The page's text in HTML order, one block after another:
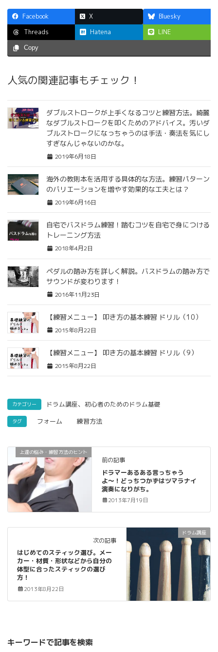
Facebook X
Bluesky
Threads
Hatena LINE
Copy
人気の関連記事もチェック！
ダブルストロークが上手くなるコツと練習方法。綺麗
なダブルストロークを叩くためのアドバイス。汚いダ
ブルストロークになっちゃうのは手法・奏法を気にし
すぎなんじゃないのかな。
2019年6月18日
海外の教則本を活用する具体的な方法。練習パターン
のバリエーションを増やす効果的な工夫とは？
2019年6月16日
自宅でバスドラム練習！踏むコツを自宅で身につける
トレーニング方法
2018年4月2日
ペダルの踏み方を詳しく解説。バスドラムの踏み方で
サウンドが変わります！
2016年11月23日
【練習メニュー】 叩き方の基本練習 ドリル（10）
2015年8月22日
【練習メニュー】 叩き方の基本練習 ドリル（9）
2015年8月22日
カテゴリー ドラム講座、 初心者のためのドラム基礎
タグ フォーム 練習方法
上達の悩み・練習方法のヒント
前の記事
ドラマーあるある言っちゃう
よ〜！どっちつかずはツマラナイ
演奏になりがち。
2013年7月19日
ドラム講座
次の記事
はじめてのスティック選び。メー
カー・材質・形状などから自分の
体型に合ったスティックの選び
方！
2013年8月22日
キーワードで記事を検索